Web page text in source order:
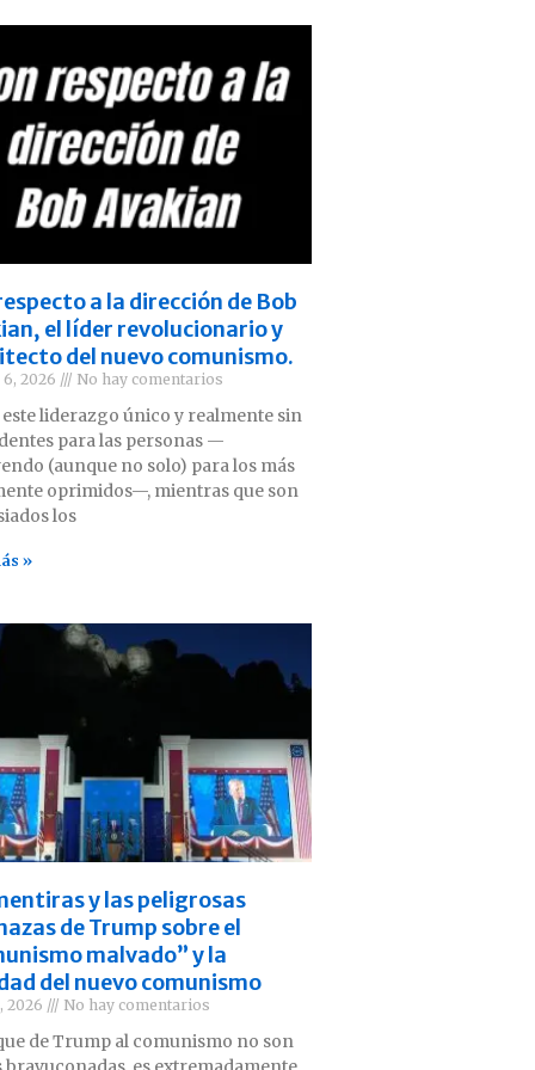
a la dirección de Bob
el líder revolucionario y
del nuevo comunismo.
2026 No hay comentarios
este liderazgo único y realmente sin
para las personas —
(aunque no solo) para los más
oprimidos—, mientras que son
los
»
y las peligrosas
de Trump sobre el
malvado” y la
del nuevo comunismo
2026 No hay comentarios
de Trump al comunismo no son